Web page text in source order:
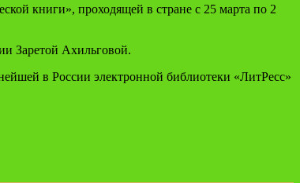
книги», проходящей в стране с 25 марта по 2
Заретой Ахильговой.
в России электронной библиотеки «ЛитРесс»